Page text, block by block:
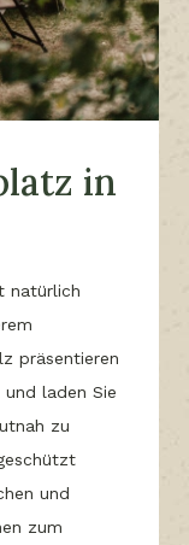
in
natürlich
präsentieren
laden Sie
zu
und
zum